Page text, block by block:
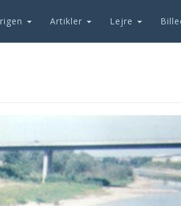
Artikler Lejre